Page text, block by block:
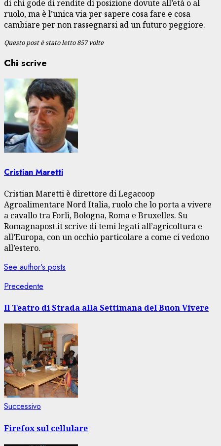
di chi gode di rendite di posizione dovute all’età o al
ruolo, ma è l’unica via per sapere cosa fare e cosa
cambiare per non rassegnarsi ad un futuro peggiore.
Questo post è stato letto 857 volte
Chi scrive
Cristian Maretti
Cristian Maretti è direttore di Legacoop
Agroalimentare Nord Italia, ruolo che lo porta a vivere
a cavallo tra Forlì, Bologna, Roma e Bruxelles. Su
Romagnapost.it scrive di temi legati all’agricoltura e
all’Europa, con un occhio particolare a come ci vedono
all’estero.
See author's posts
Navigazione
articolo
Precedente
Il Teatro di Strada alla Settimana del Buon Vivere
Successivo
Firefox sul cellulare